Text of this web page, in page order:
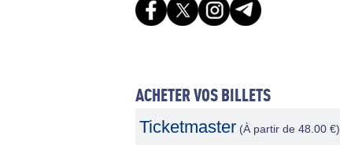
ACHETER VOS BILLETS
Ticketmaster (À partir de 48.00 €)